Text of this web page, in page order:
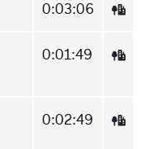
0:03:06
0:01:49
0:02:49